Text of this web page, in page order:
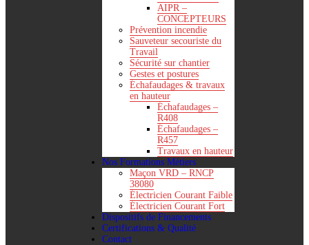
AIPR –
CONCEPTEURS
Prévention incendie
Sauveteur secouriste du
Travail
Sécurité sur chantier
Gestes et postures
Échafaudages & travaux
en hauteur
Échafaudages –
R408
Échafaudages –
R457
Travaux en hauteur
Nos Formations Métiers
Maçon VRD – RNCP
38080
Électricien Courant Faible
Électricien Courant Fort
Dispositifs de Financements
Certifications & Qualité
Contact